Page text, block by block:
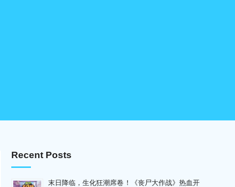
Recent Posts
末日降临，生化狂潮席卷！《丧尸大作战》热血开